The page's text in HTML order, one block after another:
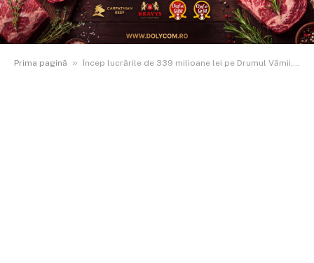
Prima pagină » Încep lucrările de 339 milioane lei pe Drumul Vămii, DJ 282